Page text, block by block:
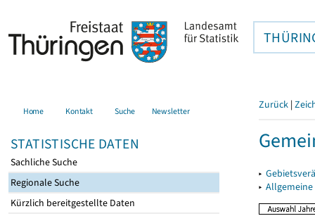
Home Kontakt Suche Newsletter
STATISTISCHE DATEN
Sachliche Suche
Regionale Suche
Kürzlich bereitgestellte Daten
Zurück |
▸
▸